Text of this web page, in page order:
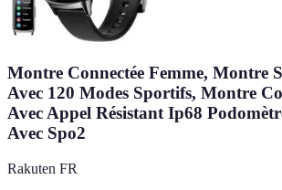
Montre Connectée Femme, Montre
Avec 120 Modes Sportifs, Montre
Avec Appel Résistant Ip68
Avec Spo2
Rakuten FR